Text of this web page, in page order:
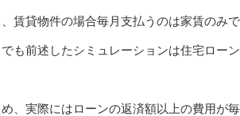
賃貸物件の場合毎月支払うのは家賃のみ
も前述したシミュレーションは住宅ロー
、実際にはローンの返済額以上の費用が